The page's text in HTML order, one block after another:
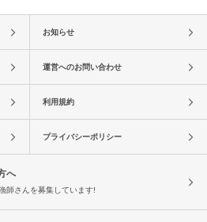
お知らせ
運営へのお問い合わせ
利用規約
プライバシーポリシー
へ
師さんを募集しています!